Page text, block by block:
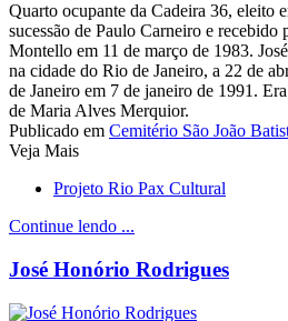
Quarto ocupante da Cadeira 36, eleito
sucessão de Paulo Carneiro e recebido
Montello em 11 de março de 1983.
na cidade do Rio de Janeiro, a 22 de
de Janeiro em 7 de janeiro de 1991.
de Maria Alves Merquior.
Publicado em Cemitério São João
Veja Mais
Projeto Rio Pax Cultural
Continue lendo ...
José Honório Rodrigues